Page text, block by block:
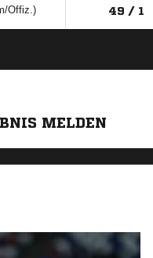
Offiz.) 49 / 1
MELDEN